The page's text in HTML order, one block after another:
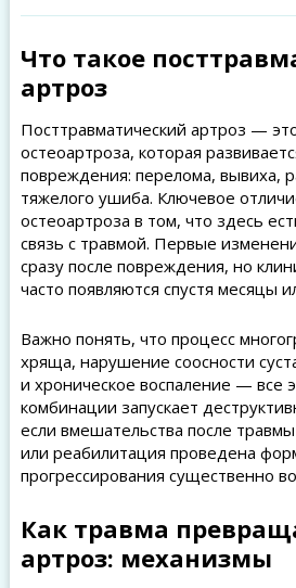
Что такое
артроз
Посттравматический артроз —
остеоартроза, которая
повреждения: перелома, вывиха,
тяжелого ушиба. Ключевое
остеоартроза в том, что здесь
связь с травмой. Первые
сразу после повреждения, но
часто появляются спустя месяцы
Важно понять, что процесс
хряща, нарушение соосности
и хроническое воспаление — все
комбинации запускает
если вмешательства после
или реабилитация проведена
прогрессирования существенно
Как травма
артроз: механизмы